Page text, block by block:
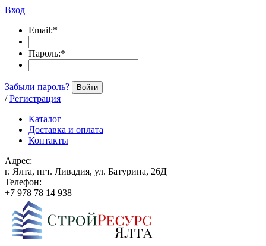
Вход
Email:*
Пароль:*
Забыли пароль? Войти
/ Регистрация
Каталог
Доставка и оплата
Контакты
Адрес:
г. Ялта, пгт. Ливадия, ул. Батурина, 26Д
Телефон:
+7 978 78 14 938